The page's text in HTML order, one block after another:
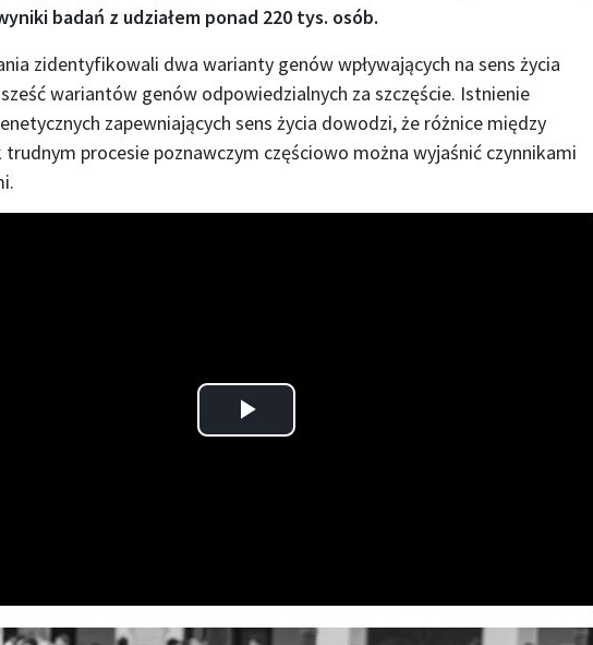
badań z udziałem ponad 220 tys. osób.
zidentyfikowali dwa warianty genów wpływających na sens życia
wariantów genów odpowiedzialnych za szczęście. Istnienie
zapewniających sens życia dowodzi, że różnice między
procesie poznawczym częściowo można wyjaśnić czynnikami
Play